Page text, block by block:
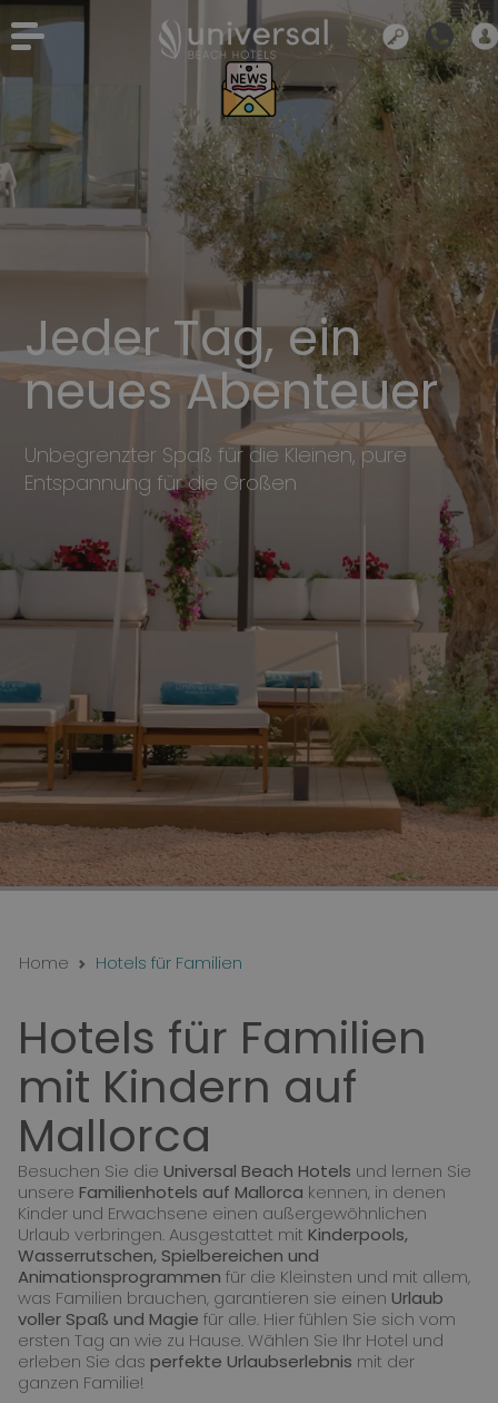
Jeder Tag, ein
neues Abenteuer
Unbegrenzter Spaß für die Kleinen, pure
Entspannung für die Großen
Home Hotels für Familien
Hotels für Familien
mit Kindern auf
Mallorca
Besuchen Sie dieUniversal Beach Hotels und lernen Sie
unsere Familienhotels auf Mallorca kennen, in denen
Kinder und Erwachsene einen außergewöhnlichen
Urlaub verbringen. Ausgestattet mitKinderpools,
Wasserrutschen, Spielbereichen und
Animationsprogrammenfür die Kleinsten und mit allem,
was Familien brauchen, garantieren sie einenUrlaub
voller Spaß und Magie für alle. Hier fühlen Sie sich vom
ersten Tag an wie zu Hause. Wählen Sie Ihr Hotel und
erleben Sie dasperfekte Urlaubserlebnis mit der
ganzen Familie!